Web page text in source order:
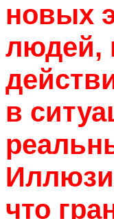
новых
людей,
в
что